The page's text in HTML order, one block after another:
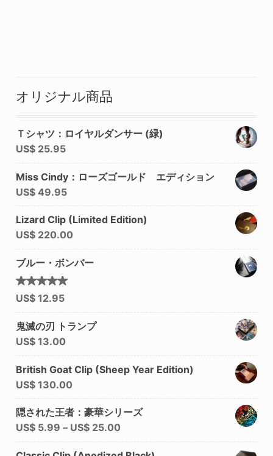
オリジナル商品
Ｔシャツ：ロイヤルダンサー (緑)
US$25.95
Miss Cindy：ローズゴールド エディション
US$49.95
Lizard Clip (Limited Edition)
US$220.00
ブルー・ボンバー
5段階中
4.92の
US$12.95
鬼滅の刃 トランプ
US$13.00
British Goat Clip (Sheep Year Edition)
US$130.00
隠された王者：豪華シリーズ
US$5.99 – US$25.00